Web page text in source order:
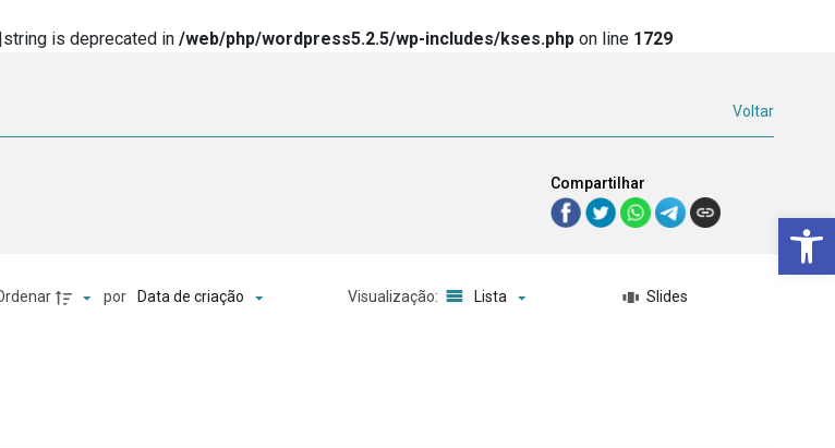
is deprecated in /web/php/wordpress5.2.5/wp-includes/kses.php on line 1729
Voltar
Compartilhar
por Data de criação Visualização: Lista Slides